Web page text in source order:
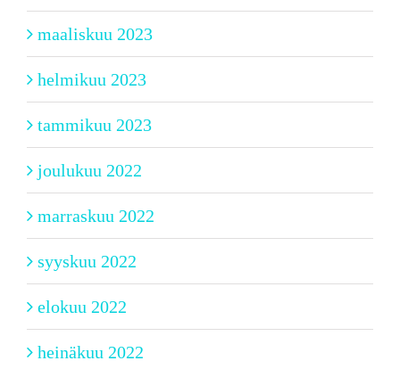
maaliskuu 2023
helmikuu 2023
tammikuu 2023
joulukuu 2022
marraskuu 2022
syyskuu 2022
elokuu 2022
heinäkuu 2022